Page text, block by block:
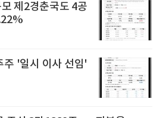
제2경춘국도 4공
주 '일시 이사 선임'